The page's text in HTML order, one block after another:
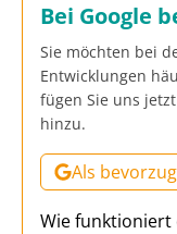
Bei Google
Sie möchten bei
Entwicklungen
fügen Sie uns
hinzu.
Als
Wie funktioniert